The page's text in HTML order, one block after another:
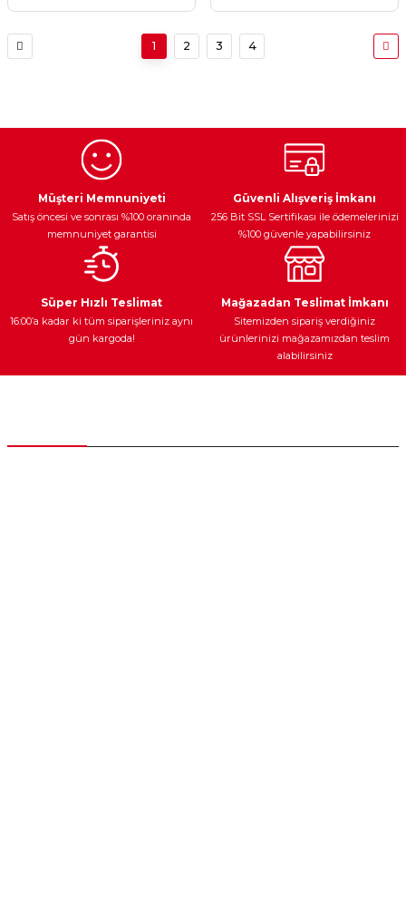
1 2 3 4
Egzoz Sistemi
Ateşleme Sistemi Araç Yağları
Müşteri Memnuniyeti
Satış öncesi ve sonrası %100 oranında
memnuniyet garantisi
Güvenli Alışveriş İmkanı
256 Bit SSL Sertifikası ile ödemelerinizi
%100 güvenle yapabilirsiniz
Süper Hızlı Teslimat
16:00’a kadar ki tüm siparişleriniz aynı
gün kargoda!
Mağazadan Teslimat İmkanı
Sitemizden sipariş verdiğiniz
ürünlerinizi mağazamızdan teslim
alabilirsiniz